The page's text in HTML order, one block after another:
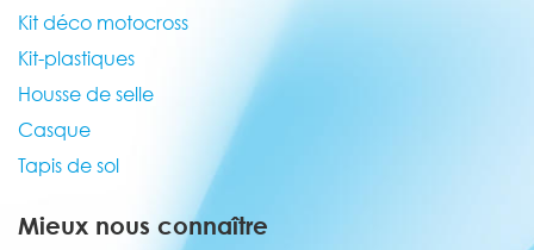
Kit déco motocross
Kit-plastiques
Housse de selle
Casque
Tapis de sol
Mieux nous connaître